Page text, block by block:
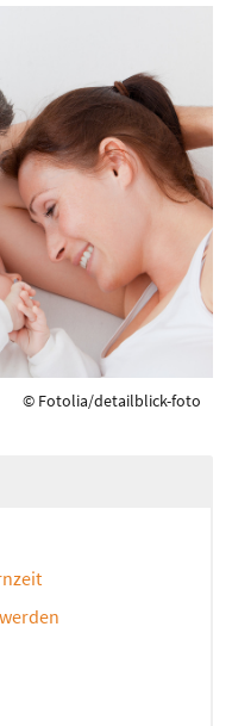
© Fotolia/detailblick-foto